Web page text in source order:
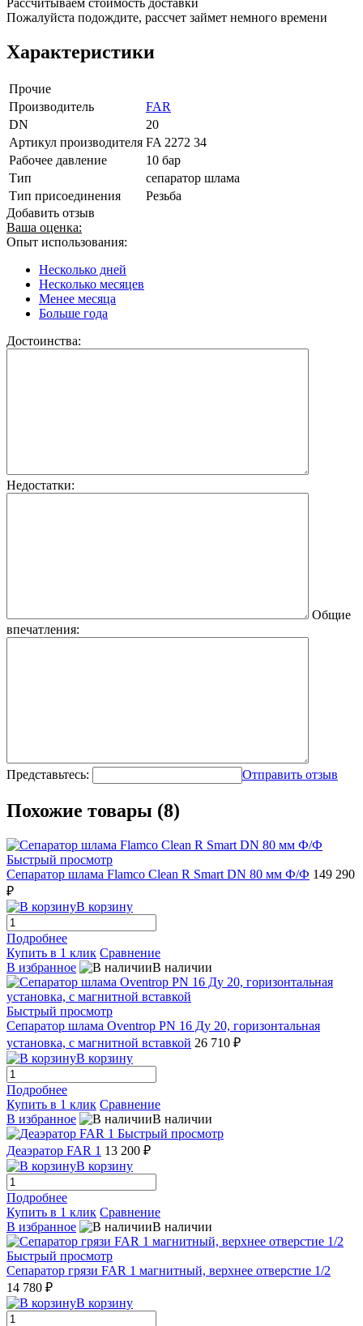
Пожалуйста подождите, рассчет займет немного времени
Характеристики
Прочие
Производитель
FAR
DN
20
Артикул производителя FA 2272 34
Рабочее давление
10 бар
Тип
сепаратор шлама
Тип присоединения
Резьба
Добавить отзыв
Ваша оценка:
Опыт использования:
Несколько дней
Несколько месяцев
Менее месяца
Больше года
Достоинства:
Недостатки:
Общие
впечатления:
Представьтесь: Отправить отзыв
Похожие товары (8)
Быстрый просмотр
Сепаратор шлама Flamco Clean R Smart DN 80 мм Ф/Ф 149 290
₽
В корзину
Подробнее
Купить в 1 клик Сравнение
В избранное
В наличии
Быстрый просмотр
Сепаратор шлама Oventrop PN 16 Ду 20, горизонтальная
установка, с магнитной вставкой 26 710 ₽
В корзину
Подробнее
Купить в 1 клик Сравнение
В избранное
В наличии
Быстрый просмотр
Деаэратор FAR 1 13 200 ₽
В корзину
Подробнее
Купить в 1 клик Сравнение
В избранное
В наличии
Быстрый просмотр
Сепаратор грязи FAR 1 магнитный, верхнее отверстие 1/2
14 780 ₽
В корзину